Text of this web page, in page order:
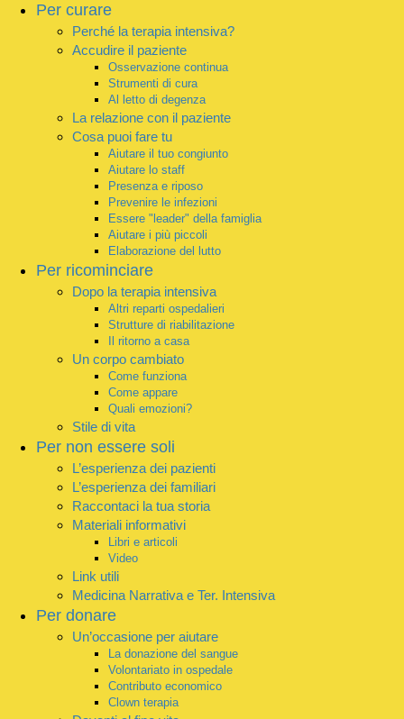
Per curare
Perché la terapia intensiva?
Accudire il paziente
Osservazione continua
Strumenti di cura
Al letto di degenza
La relazione con il paziente
Cosa puoi fare tu
Aiutare il tuo congiunto
Aiutare lo staff
Presenza e riposo
Prevenire le infezioni
Essere "leader" della famiglia
Aiutare i più piccoli
Elaborazione del lutto
Per ricominciare
Dopo la terapia intensiva
Altri reparti ospedalieri
Strutture di riabilitazione
Il ritorno a casa
Un corpo cambiato
Come funziona
Come appare
Quali emozioni?
Stile di vita
Per non essere soli
L’esperienza dei pazienti
L’esperienza dei familiari
Raccontaci la tua storia
Materiali informativi
Libri e articoli
Video
Link utili
Medicina Narrativa e Ter. Intensiva
Per donare
Un’occasione per aiutare
La donazione del sangue
Volontariato in ospedale
Contributo economico
Clown terapia